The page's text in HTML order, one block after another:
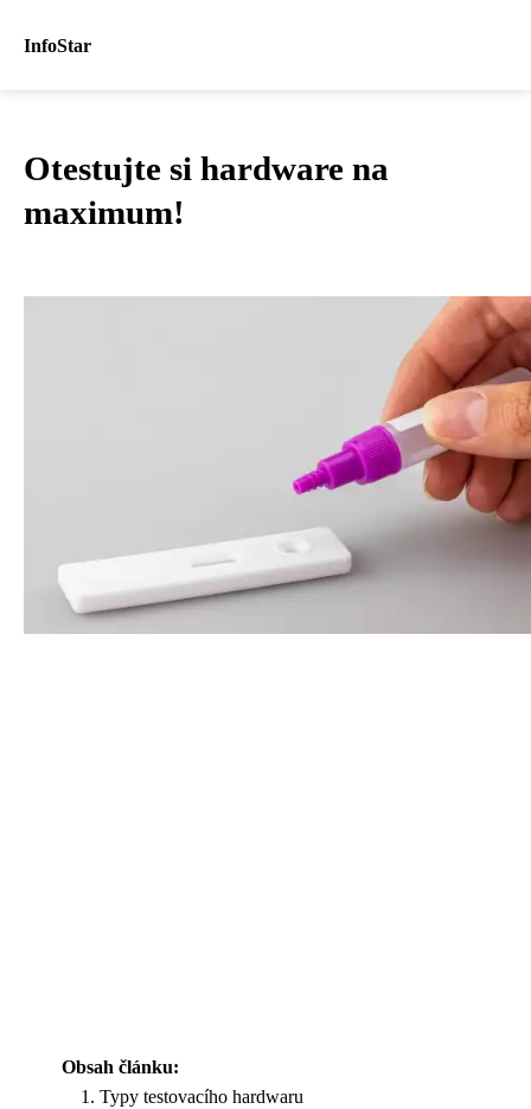
InfoStar
Otestujte si hardware na
maximum!
Obsah článku:
Typy testovacího hardwaru